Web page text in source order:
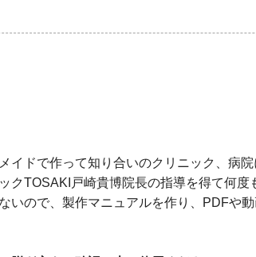
イドで作って知り合いのクリニック、病院
クTOSAKI戸崎貴博院長の指導を得て何度
いので、製作マニュアルを作り、PDFや